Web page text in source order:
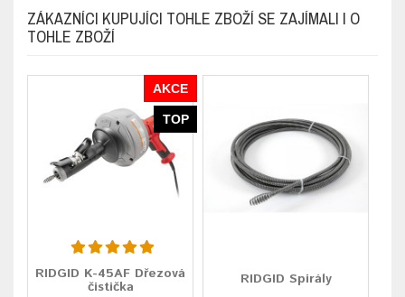
ZÁKAZNÍCI KUPUJÍCI TOHLE ZBOŽÍ SE ZAJÍMALI I O
TOHLE ZBOŽÍ
AKCE
TOP
RIDGID K-45AF Dřezová
čistička
RIDGID Spirály